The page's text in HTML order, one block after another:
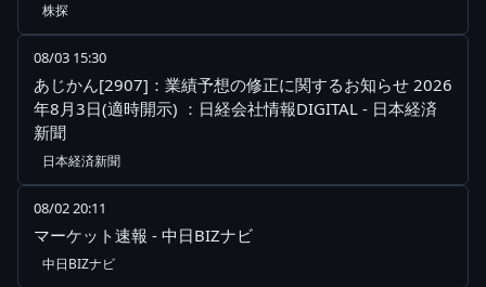
株探
08/03 15:30
あじかん[2907]：業績予想の修正に関するお知らせ 2026
年8月3日(適時開示) ：日経会社情報DIGITAL - 日本経済
新聞
日本経済新聞
08/02 20:11
マーケット速報 - 中日BIZナビ
中日BIZナビ